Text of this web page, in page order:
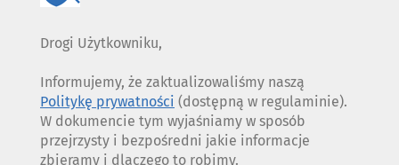
Drogi Użytkowniku,
Informujemy, że zaktualizowaliśmy naszą
Politykę prywatności (dostępną w regulaminie).
W dokumencie tym wyjaśniamy w sposób
przejrzysty i bezpośredni jakie informacje
zbieramy i dlaczego to robimy.